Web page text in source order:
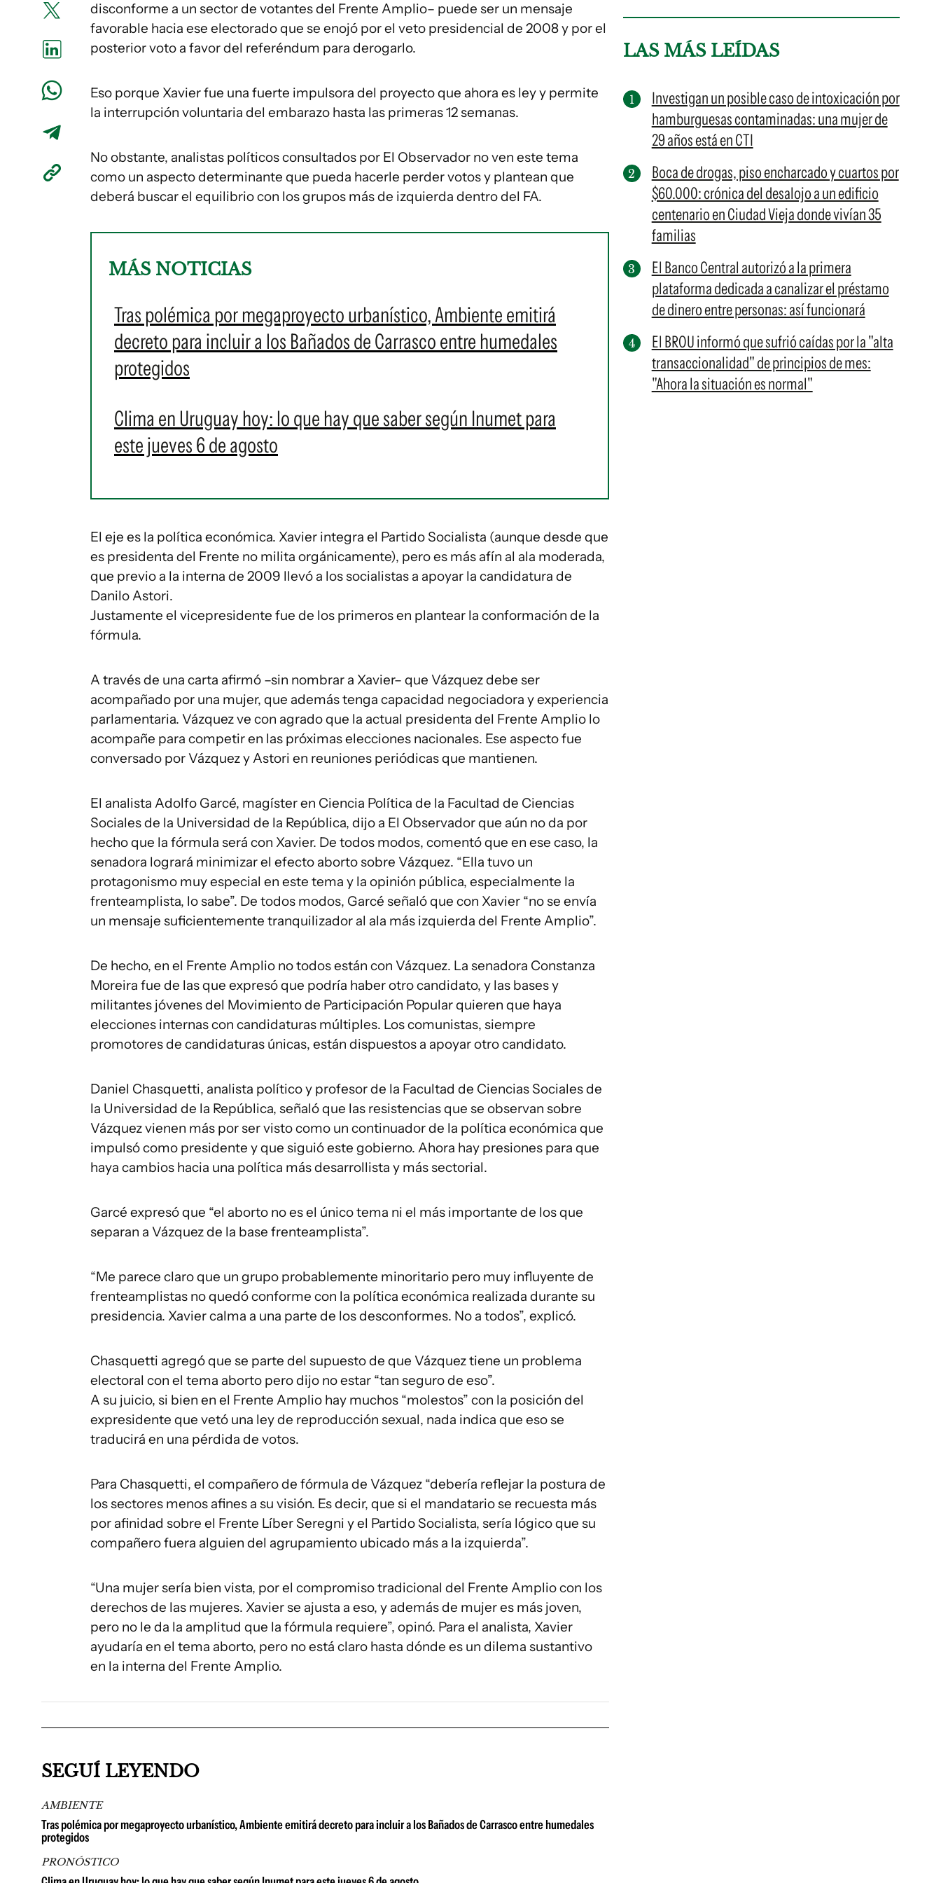
disconforme a un sector de votantes del Frente Amplio– puede ser un mensaje
favorable hacia ese electorado que se enojó por el veto presidencial de 2008 y por el
posterior voto a favor del referéndum para derogarlo.
Eso porque Xavier fue una fuerte impulsora del proyecto que ahora es ley y permite
la interrupción voluntaria del embarazo hasta las primeras 12 semanas.
No obstante, analistas políticos consultados por El Observador no ven este tema
como un aspecto determinante que pueda hacerle perder votos y plantean que
deberá buscar el equilibrio con los grupos más de izquierda dentro del FA.
MÁS NOTICIAS
Tras polémica por megaproyecto urbanístico, Ambiente emitirá
decreto para incluir a los Bañados de Carrasco entre humedales
protegidos
Clima en Uruguay hoy: lo que hay que saber según Inumet para
este jueves 6 de agosto
El eje es la política económica. Xavier integra el Partido Socialista (aunque desde que
es presidenta del Frente no milita orgánicamente), pero es más afín al ala moderada,
que previo a la interna de 2009 llevó a los socialistas a apoyar la candidatura de
Danilo Astori.
Justamente el vicepresidente fue de los primeros en plantear la conformación de la
fórmula.
A través de una carta afirmó –sin nombrar a Xavier– que Vázquez debe ser
acompañado por una mujer, que además tenga capacidad negociadora y experiencia
parlamentaria. Vázquez ve con agrado que la actual presidenta del Frente Amplio lo
acompañe para competir en las próximas elecciones nacionales. Ese aspecto fue
conversado por Vázquez y Astori en reuniones periódicas que mantienen.
El analista Adolfo Garcé, magíster en Ciencia Política de la Facultad de Ciencias
Sociales de la Universidad de la República, dijo a El Observador que aún no da por
hecho que la fórmula será con Xavier. De todos modos, comentó que en ese caso, la
senadora logrará minimizar el efecto aborto sobre Vázquez. “Ella tuvo un
protagonismo muy especial en este tema y la opinión pública, especialmente la
frenteamplista, lo sabe”. De todos modos, Garcé señaló que con Xavier “no se envía
un mensaje suficientemente tranquilizador al ala más izquierda del Frente Amplio”.
De hecho, en el Frente Amplio no todos están con Vázquez. La senadora Constanza
Moreira fue de las que expresó que podría haber otro candidato, y las bases y
militantes jóvenes del Movimiento de Participación Popular quieren que haya
elecciones internas con candidaturas múltiples. Los comunistas, siempre
promotores de candidaturas únicas, están dispuestos a apoyar otro candidato.
Daniel Chasquetti, analista político y profesor de la Facultad de Ciencias Sociales de
la Universidad de la República, señaló que las resistencias que se observan sobre
Vázquez vienen más por ser visto como un continuador de la política económica que
impulsó como presidente y que siguió este gobierno. Ahora hay presiones para que
haya cambios hacia una política más desarrollista y más sectorial.
Garcé expresó que “el aborto no es el único tema ni el más importante de los que
separan a Vázquez de la base frenteamplista”.
“Me parece claro que un grupo probablemente minoritario pero muy influyente de
frenteamplistas no quedó conforme con la política económica realizada durante su
presidencia. Xavier calma a una parte de los desconformes. No a todos”, explicó.
Chasquetti agregó que se parte del supuesto de que Vázquez tiene un problema
electoral con el tema aborto pero dijo no estar “tan seguro de eso”.
A su juicio, si bien en el Frente Amplio hay muchos “molestos” con la posición del
expresidente que vetó una ley de reproducción sexual, nada indica que eso se
traducirá en una pérdida de votos.
Para Chasquetti, el compañero de fórmula de Vázquez “debería reflejar la postura de
los sectores menos afines a su visión. Es decir, que si el mandatario se recuesta más
por afinidad sobre el Frente Líber Seregni y el Partido Socialista, sería lógico que su
compañero fuera alguien del agrupamiento ubicado más a la izquierda”.
“Una mujer sería bien vista, por el compromiso tradicional del Frente Amplio con los
derechos de las mujeres. Xavier se ajusta a eso, y además de mujer es más joven,
pero no le da la amplitud que la fórmula requiere”, opinó. Para el analista, Xavier
ayudaría en el tema aborto, pero no está claro hasta dónde es un dilema sustantivo
en la interna del Frente Amplio.
LAS MÁS LEÍDAS
Investigan un posible caso de intoxicación por
hamburguesas contaminadas: una mujer de
29 años está en CTI
Boca de drogas, piso encharcado y cuartos por
$60.000: crónica del desalojo a un edificio
centenario en Ciudad Vieja donde vivían 35
familias
El Banco Central autorizó a la primera
plataforma dedicada a canalizar el préstamo
de dinero entre personas: así funcionará
El BROU informó que sufrió caídas por la "alta
transaccionalidad" de principios de mes:
"Ahora la situación es normal"
SEGUÍ LEYENDO
AMBIENTE
Tras polémica por megaproyecto urbanístico, Ambiente emitirá decreto para incluir a los Bañados de Carrasco entre humedales
protegidos
PRONÓSTICO